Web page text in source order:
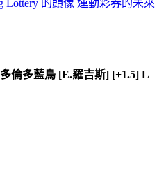
運動彩券的未來
多倫多藍鳥 [E.羅吉斯] [+1.5] L